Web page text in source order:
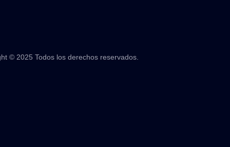
© 2025 Todos los derechos reservados.